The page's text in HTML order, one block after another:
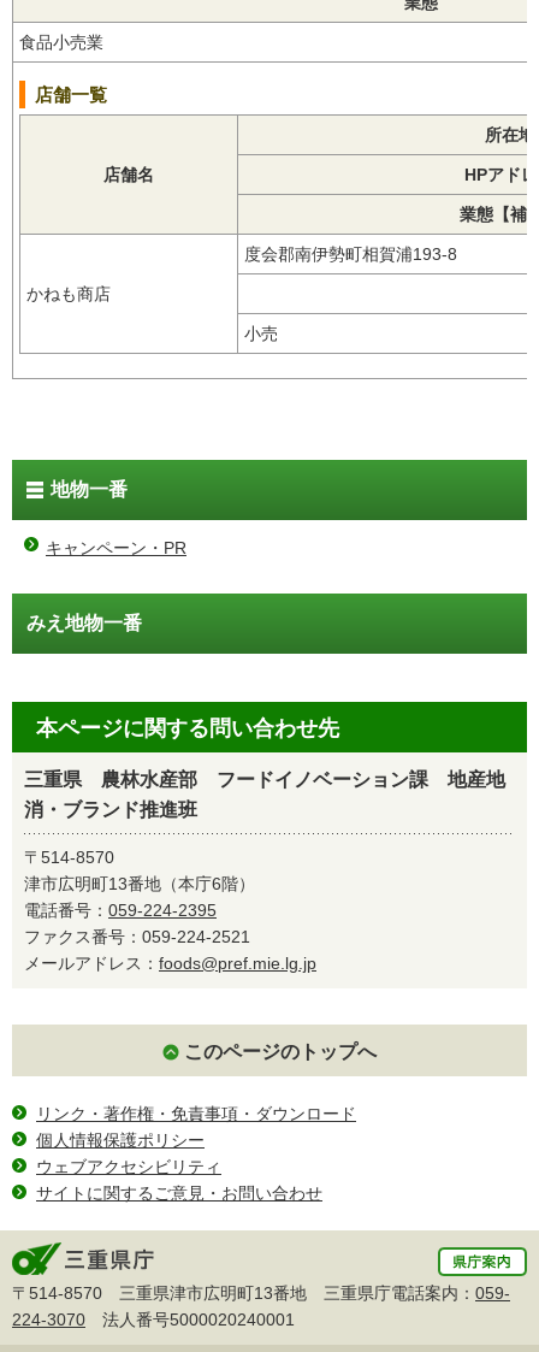
食品小売業
店舗一覧
店舗名
所在地
HPアド
業態【補
かねも商店
度会郡南伊勢町相賀浦193-8
小売
地物一番
キャンペーン・PR
みえ地物一番
本ページに関する問い合わせ先
三重県 農林水産部 フードイノベーション課 地産地
消・ブランド推進班
〒514-8570
津市広明町13番地（本庁6階）
電話番号： 059-224-2395
ファクス番号：059-224-2521
メールアドレス： foods@pref.mie.lg.jp
このページのトップへ
リンク・著作権・免責事項・ダウンロード
個人情報保護ポリシー
ウェブアクセシビリティ
サイトに関するご意見・お問い合わせ
〒514-8570 三重県津市広明町13番地 三重県庁電話案内： 059-
224-3070 法人番号5000020240001